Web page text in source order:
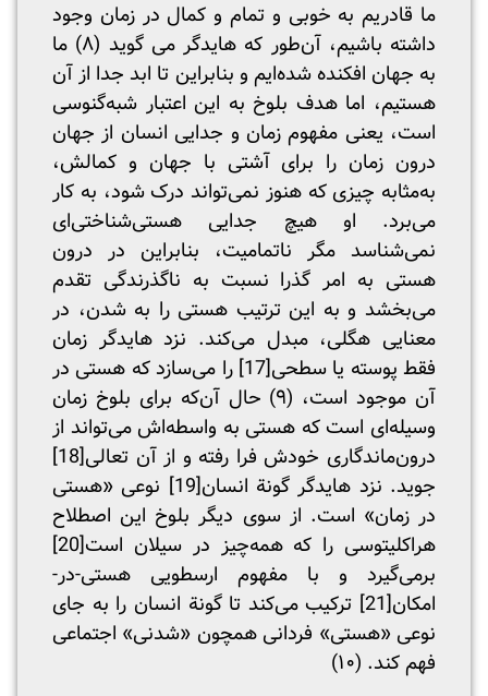
ما قادریم به خوبی و تمام و کمال در زمان وجود
داشته باشیم، آن‌طور که هایدگر می گوید (۸) ما
به جهان افکنده شده‌ایم و بنابراین تا ابد جدا از آن
هستیم، اما هدف بلوخ به این اعتبار شبه‌گنوسی
است، یعنی مفهوم زمان و جدایی انسان از جهان
درون زمان را برای آشتی با جهان و کمالش،
به‌مثابه چیزی که هنوز نمی‌تواند درک شود، به کار
می‌برد. او هیچ جدایی هستی‌شناختی‌ای
نمی‌شناسد مگر ناتمامیت، بنابراین در درون
هستی به امر گذرا نسبت به ناگذرندگی تقدم
می‌بخشد و به این ترتیب هستی را به شدن، در
معنایی هگلی، مبدل می‌کند. نزد هایدگر زمان
فقط پوسته یا سطحی[17]
را می‌سازد که هستی در
آن موجود است، (۹) حال آن‌که برای بلوخ زمان
وسیله‌ای است که هستی به واسطه‌اش می‌تواند از
درون‌ماندگاری‌ خودش فرا رفته و از آن تعالی[18]
جوید. نزد هایدگر گونة انسان[19]
نوعی «هستی
در زمان» است. از سوی دیگر بلوخ این اصطلاح
هراکلیتوسی را که همه‌چیز در سیلان است[20]
برمی‌گیرد و با مفهوم ارسطویی هستی-در-
امکان[21]
ترکیب می‌کند تا گونة انسان را به جای
نوعی «هستی» فردانی همچون «شدنی» اجتماعی
فهم کند. (۱۰)